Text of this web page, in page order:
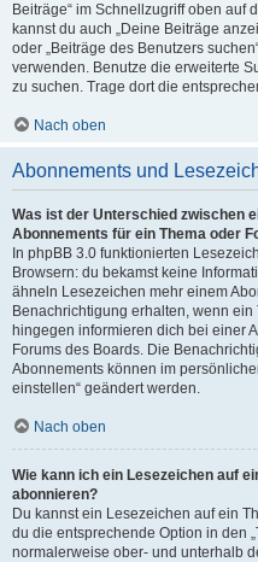
Beiträge“ im Schnellzugriff oben auf
kannst du auch „Deine Beiträge
oder „Beiträge des Benutzers
verwenden. Benutze die erweiterte
zu suchen. Trage dort die
Nach oben
Abonnements und
Was ist der Unterschied zwischen
Abonnements für ein Thema oder
In phpBB 3.0 funktionierten
Browsern: du bekamst keine
ähneln Lesezeichen mehr einem
Benachrichtigung erhalten, wenn
hingegen informieren dich bei einer
Forums des Boards. Die
Abonnements können im
einstellen“ geändert werden.
Nach oben
Wie kann ich ein Lesezeichen auf
abonnieren?
Du kannst ein Lesezeichen auf ein
du die entsprechende Option in den
normalerweise ober- und unterhalb